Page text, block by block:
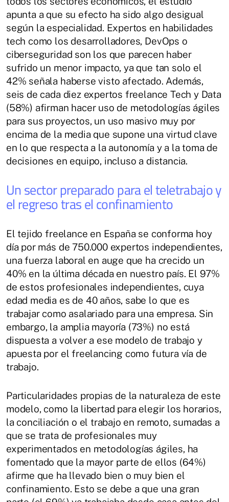
apunta a que su efecto ha sido algo desigual
según la especialidad. Expertos en habilidades
tech como los desarrolladores, DevOps o
ciberseguridad son los que parecen haber
sufrido un menor impacto, ya que tan solo el
42% señala haberse visto afectado. Además,
seis de cada diez expertos freelance Tech y Data
(58%) afirman hacer uso de metodologías ágiles
para sus proyectos, un uso masivo muy por
encima de la media que supone una virtud clave
en lo que respecta a la autonomía y a la toma de
decisiones en equipo, incluso a distancia.
Un sector preparado para el teletrabajo y
el regreso tras el confinamiento
El tejido freelance en España se conforma hoy
día por más de 750.000 expertos independientes,
una fuerza laboral en auge que ha crecido un
40% en la última década en nuestro país. El 97%
de estos profesionales independientes, cuya
edad media es de 40 años, sabe lo que es
trabajar como asalariado para una empresa. Sin
embargo, la amplia mayoría (73%) no está
dispuesta a volver a ese modelo de trabajo y
apuesta por el freelancing como futura vía de
trabajo.
Particularidades propias de la naturaleza de este
modelo, como la libertad para elegir los horarios,
la conciliación o el trabajo en remoto, sumadas a
que se trata de profesionales muy
experimentados en metodologías ágiles, ha
fomentado que la mayor parte de ellos (64%)
afirme que ha llevado bien o muy bien el
confinamiento. Esto se debe a que una gran